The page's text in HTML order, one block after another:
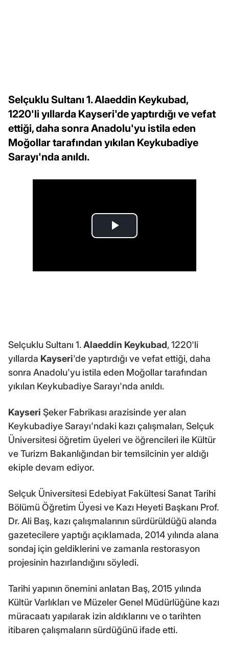
Selçuklu Sultanı 1. Alaeddin Keykubad,
1220'li yıllarda Kayseri'de yaptırdığı ve vefat
ettiği, daha sonra Anadolu'yu istila eden
Moğollar tarafından yıkılan Keykubadiye
Sarayı'nda anıldı.
Selçuklu Sultanı 1.Alaeddin Keykubad, 1220'li
yıllarda Kayseri'de yaptırdığı ve vefat ettiği, daha
sonra Anadolu'yu istila eden Moğollar tarafından
yıkılan Keykubadiye Sarayı'nda anıldı.
Kayseri Şeker Fabrikası arazisinde yer alan
Keykubadiye Sarayı'ndaki kazı çalışmaları, Selçuk
Üniversitesi öğretim üyeleri ve öğrencileri ile Kültür
ve Turizm Bakanlığından bir temsilcinin yer aldığı
ekiple devam ediyor.
Selçuk Üniversitesi Edebiyat Fakültesi Sanat Tarihi
Bölümü Öğretim Üyesi ve Kazı Heyeti Başkanı Prof.
Dr. Ali Baş, kazı çalışmalarının sürdürüldüğü alanda
gazetecilere yaptığı açıklamada, 2014 yılında alana
sondaj için geldiklerini ve zamanla restorasyon
projesinin hazırlandığını söyledi.
Tarihi yapının önemini anlatan Baş, 2015 yılında
Kültür Varlıkları ve Müzeler Genel Müdürlüğüne kazı
müracaatı yapılarak izin aldıklarını ve o tarihten
itibaren çalışmaların sürdüğünü ifade etti.